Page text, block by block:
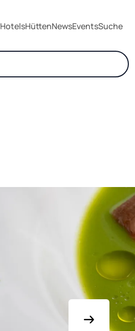
HotelsHüttenNewsEventsSuche